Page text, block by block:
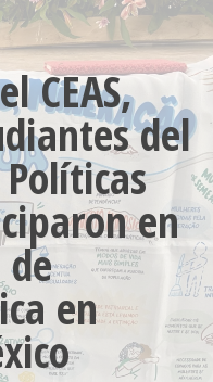
CEAS,
del
en
de
en